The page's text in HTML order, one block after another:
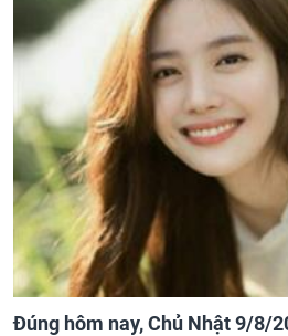
Đúng hôm nay, Chủ Nhật 9/8/